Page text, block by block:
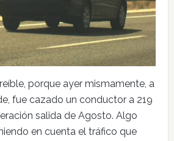
porque ayer mismamente, a
fue cazado un conductor a 219
salida de Agosto. Algo
en cuenta el tráfico que